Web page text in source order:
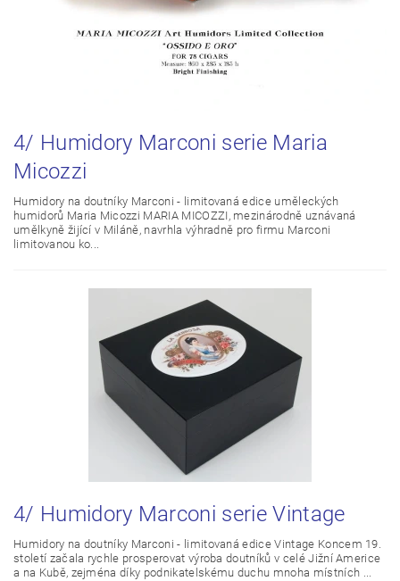
4/ Humidory Marconi serie Maria
Micozzi
Humidory na doutníky Marconi - limitovaná edice uměleckých
humidorů Maria Micozzi MARIA MICOZZI, mezinárodně uznávaná
umělkyně žijící v Miláně, navrhla výhradně pro firmu Marconi
limitovanou ko...
4/ Humidory Marconi serie Vintage
Humidory na doutníky Marconi - limitovaná edice Vintage Koncem 19.
století začala rychle prosperovat výroba doutníků v celé Jižní Americe
a na Kubě, zejména díky podnikatelskému duchu mnoha místních ...